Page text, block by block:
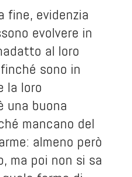
fine, evidenzia
evolvere in
al loro
sono in
la loro
una buona
mancano del
almeno però
ma poi non si sa